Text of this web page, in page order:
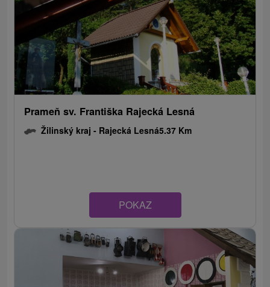
Prameň sv. Františka Rajecká Lesná
Žilinský kraj - Rajecká Lesná5.37 Km
POKAZ